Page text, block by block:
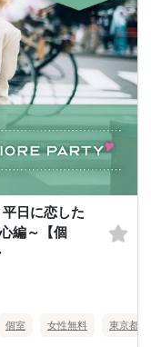
日に恋した
編～【個
個室 女性無料 東京都